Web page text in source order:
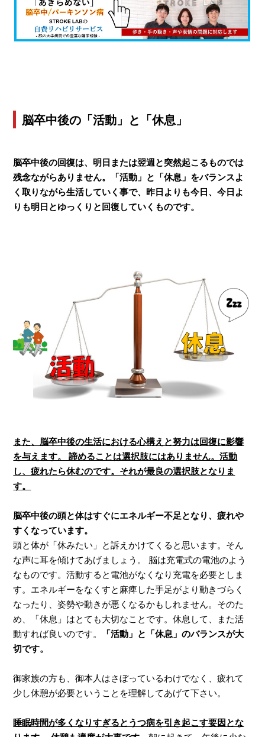
脳卒中後の「活動」と「休息」
脳卒中後の回復は、明日または翌週と突然起こるものでは
残念ながらありません。
「活動」と「休息」をバランスよ
く取りながら生活していく事で、昨日よりも今日、今日よ
りも明日とゆっくりと回復していくものです。
また、脳卒中後の生活における心構えと努力は回復に影響
を与えます。 諦めることは選択肢にはありません。活動
し、疲れたら休むのです。それが最良の選択肢となりま
す。
脳卒中後の頭と体はすぐにエネルギー不足となり、疲れや
すくなっています。
頭と体が「休みたい」と訴えかけてくると思います。そん
な声に耳を傾けてあげましょう。 脳は充電式の電池のよう
なものです。活動すると電池がなくなり充電を必要としま
す。エネルギーをなくすと麻痺した手足がより動きづらく
なったり、姿勢や動きが悪くなるかもしれません。そのた
め、「休息」はとても大切なことです。休息して、また活
動すれば良いのです。
「活動」と「休息」のバランスが大
切です。
御家族の方も、御本人はさぼっているわけでなく、疲れて
少し休憩が必要ということを理解してあげて下さい。
睡眠時間が多くなりすぎるとうつ病を引き起こす要因とな